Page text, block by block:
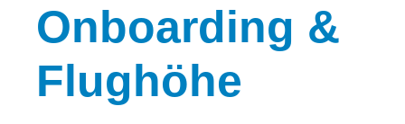
Onboarding &
Flughöhe